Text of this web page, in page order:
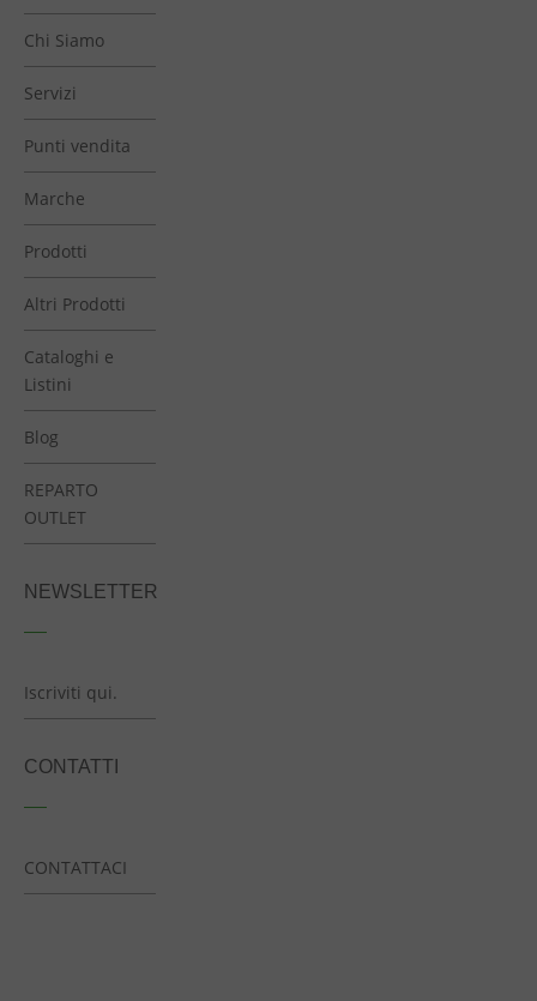
Chi Siamo
Servizi
Punti vendita
Marche
Prodotti
Altri Prodotti
Cataloghi e
Listini
Blog
REPARTO
OUTLET
NEWSLETTER
Iscriviti qui.
CONTATTI
CONTATTACI